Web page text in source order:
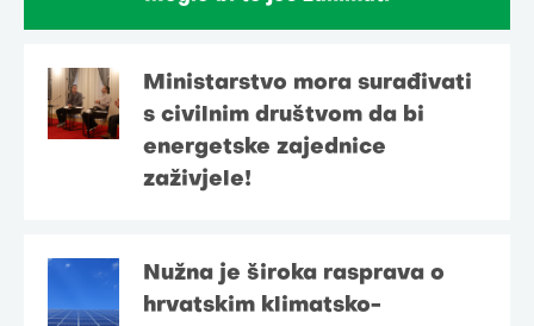
Ministarstvo mora surađivati
s civilnim društvom da bi
energetske zajednice
zaživjele!
Nužna je široka rasprava o
hrvatskim klimatsko-